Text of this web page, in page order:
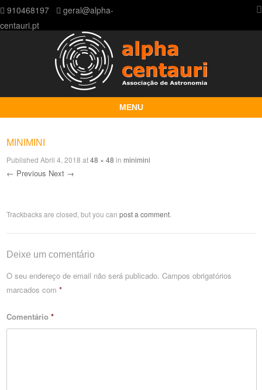
910468197
geral@alpha-
centauri.pt
MENU
MINIMINI
PublishedAbril 4, 2018 at48 × 48 inminimini
← Previous Next →
Trackbacks are closed, but you canpost a comment
Deixe um comentário
O seu endereço de email não será publicado. Campos obrigatórios
marcados com*
Comentário*